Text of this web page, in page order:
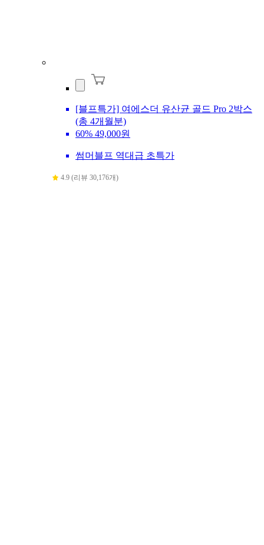
[블프특가] 여에스더 유산균 골드 Pro 2박스
(총 4개월분)
60% 49,000원
썸머블프 역대급 초특가
4.9 (리뷰 30,176개)